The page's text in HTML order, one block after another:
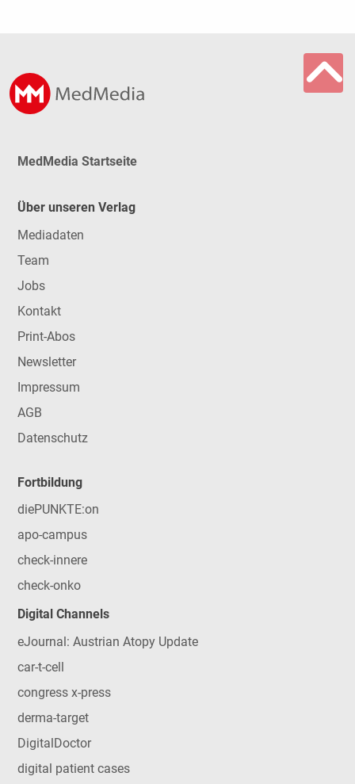
MedMedia Startseite
Über unseren Verlag
Mediadaten
Team
Jobs
Kontakt
Print-Abos
Newsletter
Impressum
AGB
Datenschutz
Fortbildung
diePUNKTE:on
apo-campus
check-innere
check-onko
Digital Channels
eJournal: Austrian Atopy Update
car-t-cell
congress x-press
derma-target
DigitalDoctor
digital patient cases